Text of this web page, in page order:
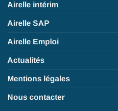
Airelle intérim
Airelle SAP
Airelle Emploi
Actualités
Mentions légales
Nous contacter